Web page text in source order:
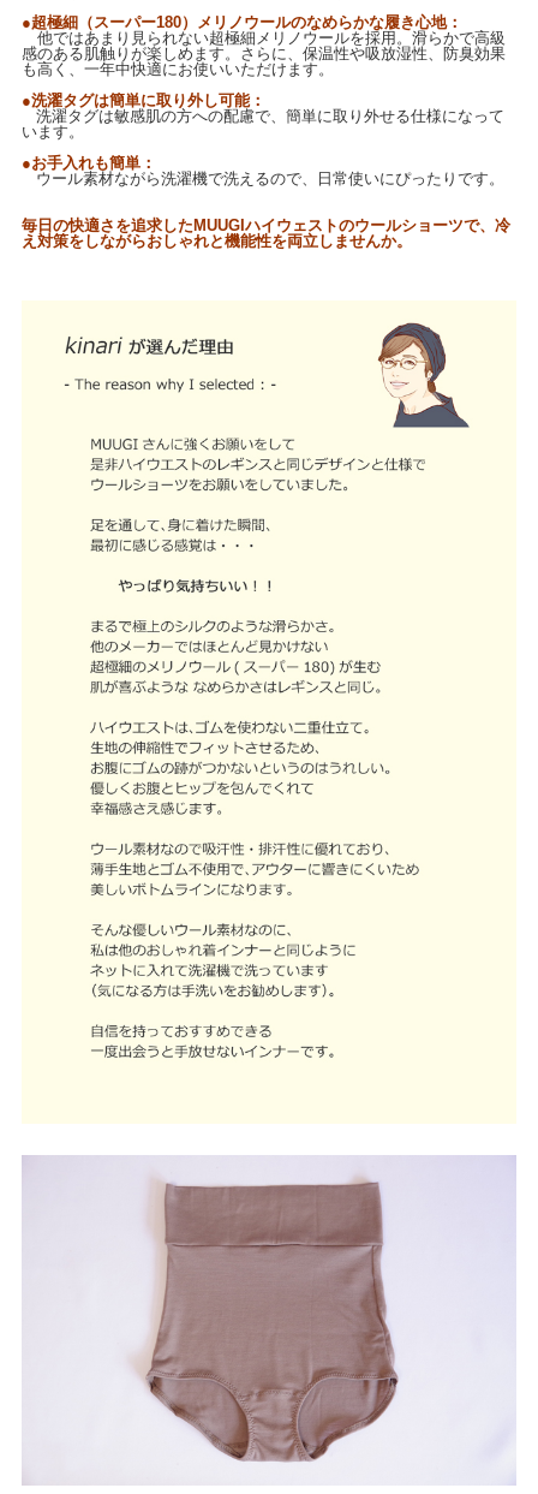
●超極細（スーパー180）メリノウールのなめらかな履き心地：
他ではあまり見られない超極細メリノウールを採用。滑らかで高級
感のある肌触りが楽しめます。さらに、保温性や吸放湿性、防臭効果
も高く、一年中快適にお使いいただけます。
●洗濯タグは簡単に取り外し可能：
洗濯タグは敏感肌の方への配慮で、簡単に取り外せる仕様になって
います。
●お手入れも簡単：
ウール素材ながら洗濯機で洗えるので、日常使いにぴったりです。
毎日の快適さを追求したMUUGIハイウェストのウールショーツで、冷
え対策をしながらおしゃれと機能性を両立しませんか。